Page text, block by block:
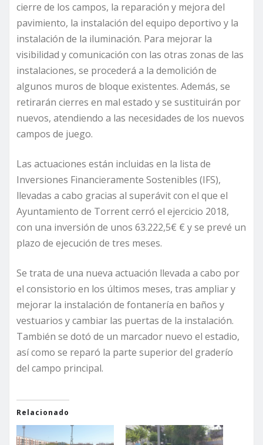
cierre de los campos, la reparación y mejora del
pavimiento, la instalación del equipo deportivo y la
instalación de la iluminación. Para mejorar la
visibilidad y comunicación con las otras zonas de las
instalaciones, se procederá a la demolición de
algunos muros de bloque existentes. Además, se
retirarán cierres en mal estado y se sustituirán por
nuevos, atendiendo a las necesidades de los nuevos
campos de juego.
Las actuaciones están incluidas en la lista de
Inversiones Financieramente Sostenibles (IFS),
llevadas a cabo gracias al superávit con el que el
Ayuntamiento de Torrent cerró el ejercicio 2018,
con una inversión de unos 63.222,5€ € y se prevé un
plazo de ejecución de tres meses.
Se trata de una nueva actuación llevada a cabo por
el consistorio en los últimos meses, tras ampliar y
mejorar la instalación de fontanería en baños y
vestuarios y cambiar las puertas de la instalación.
También se dotó de un marcador nuevo el estadio,
así como se reparó la parte superior del graderío
del campo principal.
Relacionado